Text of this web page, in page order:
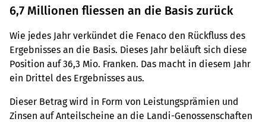
6,7 Millionen fliessen an die Basis zurück
Wie jedes Jahr verkündet die Fenaco den Rückfluss des
Ergebnisses an die Basis. Dieses Jahr beläuft sich diese
Position auf 36,3 Mio. Franken. Das macht in diesem Jahr
ein Drittel des Ergebnisses aus.
Dieser Betrag wird in Form von Leistungsprämien und
Zinsen auf Anteilscheine an die Landi-Genossenschaften